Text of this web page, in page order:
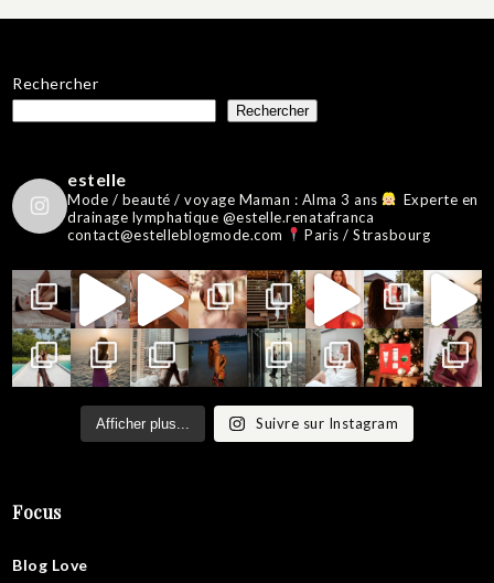
Rechercher
Rechercher
estelle
Mode / beauté / voyage Maman : Alma 3 ans
Experte en
drainage lymphatique @estelle.renatafranca
contact@estelleblogmode.com
Paris / Strasbourg
Afficher plus... Suivre sur Instagram
Focus
Blog Love